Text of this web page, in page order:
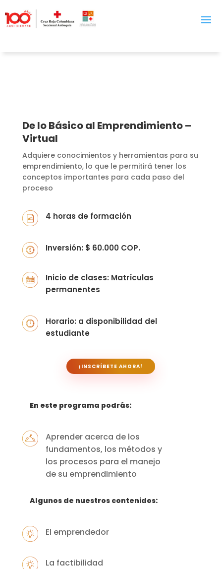
De lo Básico al Emprendimiento –
Virtual
Adquiere conocimientos y herramientas para su
emprendimiento, lo que le permitirá tener los
conceptos importantes para cada paso del
proceso
4 horas de formación
Inversión: $ 60.000 COP.
Inicio de clases: Matrículas
permanentes
Horario: a disponibilidad del
estudiante
¡INSCRÍBETE AHORA!
En este programa podrás:
Aprender acerca de los
fundamentos, los métodos y
los procesos para el manejo
de su emprendimiento
Algunos de nuestros contenidos:
El emprendedor
La factibilidad